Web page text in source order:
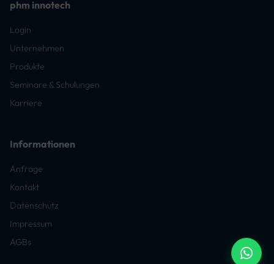
phm innotech
Login
Unternehmen
Produkte
Seminare & Schulungen
Karriere
Informationen
Anfrage
Kontakt
Datenschutz
Impressum
AGBs